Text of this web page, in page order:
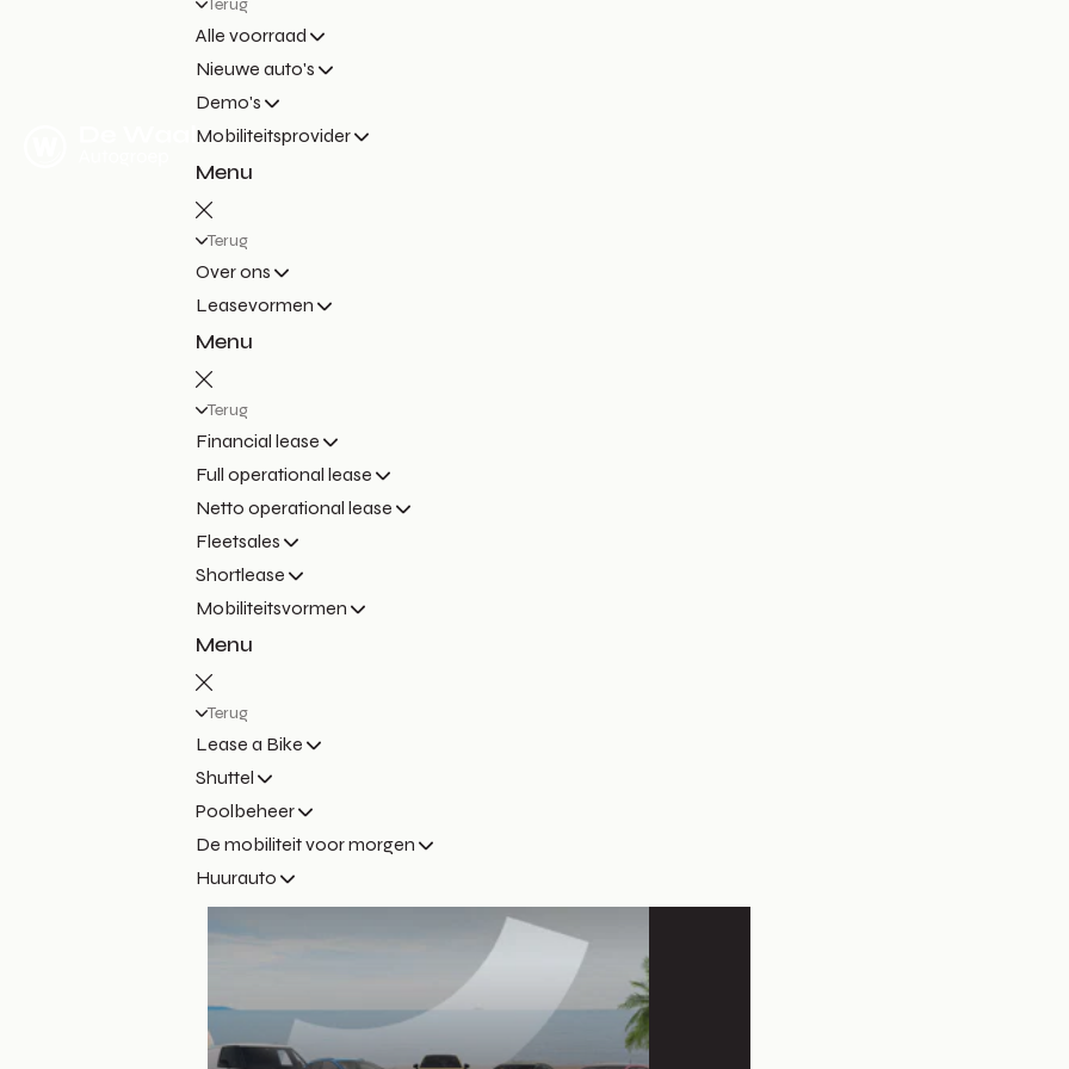
Terug
Alle voorraad
Nieuwe auto's
Demo's
Mobiliteitsprovider
Menu
Terug
Over ons
Leasevormen
Menu
Terug
Financial lease
Full operational lease
Netto operational lease
Fleetsales
Shortlease
Mobiliteitsvormen
Menu
Terug
Lease a Bike
Shuttel
Poolbeheer
De mobiliteit voor morgen
Huurauto